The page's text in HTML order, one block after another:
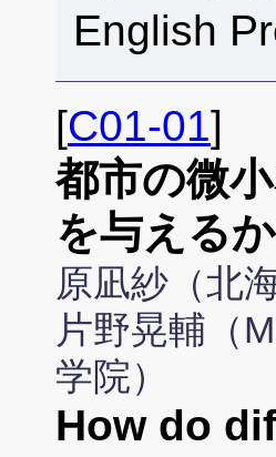
English
[C01-01]
都市の微
を与える
原凪紗（北
片野晃輔（
学院）
How do